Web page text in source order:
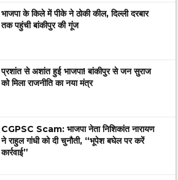
भाजपा के किले में पीके ने ठोकी कील, दिल्ली दरबार
तक पहुंची बांकीपुर की गूंज
प्रशांत से अशांत हुई भाजपा! बांकीपुर से जन सुराज
को मिला राजनीति का नया मंत्र
CGPSC Scam: भाजपा नेता निशिकांत नारायण
ने राहुल गांधी को दी चुनौती, “भूपेश बघेल पर करें
कार्रवाई”